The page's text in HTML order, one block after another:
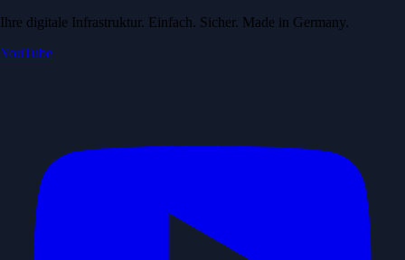
Ihre digitale Infrastruktur. Einfach. Sicher. Made in Germany.
YouTube